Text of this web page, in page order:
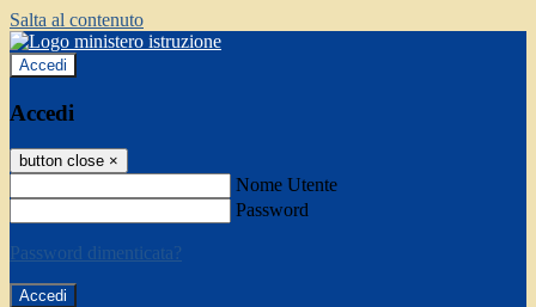
Salta al contenuto
Accedi
Accedi
button close ×
Nome Utente
Password
Password dimenticata?